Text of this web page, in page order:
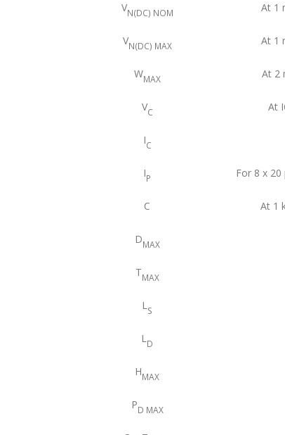
VN(DC) NOM At 1
VN(DC) MAX At 1
WMAX At 2
VC At
IC
IP For 8 x 20
C At 1
DMAX
TMAX
LS
LD
HMAX
PD MAX